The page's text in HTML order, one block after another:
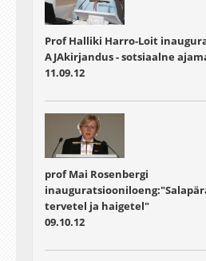
Prof Halliki Harro-Loit
AJAkirjandus - sotsiaalne
11.09.12
prof Mai Rosenbergi
tervetel ja haigetel"
09.10.12